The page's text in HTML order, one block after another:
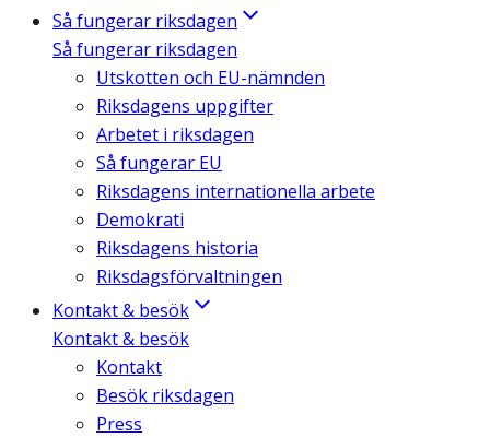
Så fungerar riksdagen
Så fungerar riksdagen
Utskotten och EU-nämnden
Riksdagens uppgifter
Arbetet i riksdagen
Så fungerar EU
Riksdagens internationella arbete
Demokrati
Riksdagens historia
Riksdagsförvaltningen
Kontakt & besök
Kontakt & besök
Kontakt
Besök riksdagen
Press